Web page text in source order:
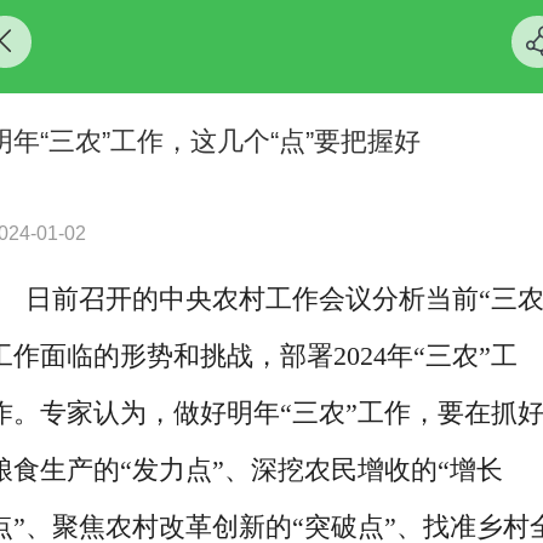
年“三农”工作，这几个“点”要把握好
01-02
日前召开的中央农村工作会议分析当前“三
作面临的形势和挑战，部署2024年“三农”工
。专家认为，做好明年“三农”工作，要在抓好
食生产的“发力点”、深挖农民增收的“增长
”、聚焦农村改革创新的“突破点”、找准乡村